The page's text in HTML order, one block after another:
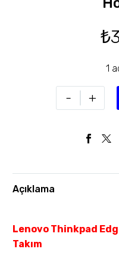
₺
1
- +
Açıklama
Lenovo Thinkpad
Takım